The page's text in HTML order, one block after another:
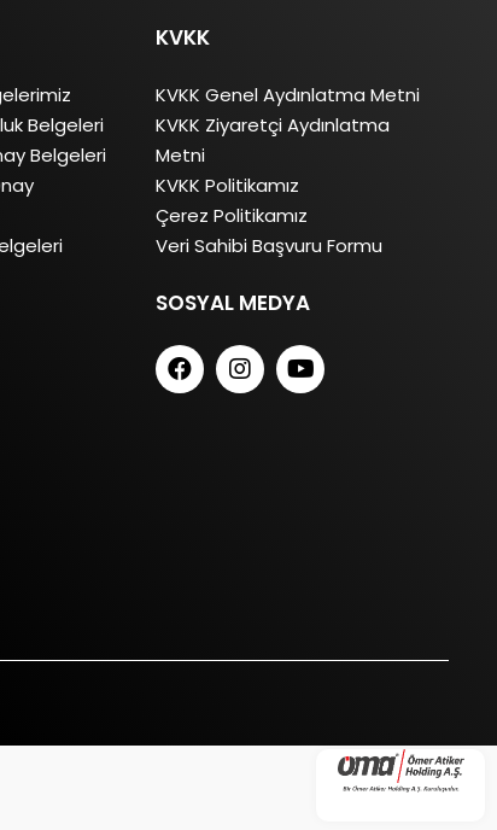
Belgeleri
Belgeleri
KVKK
KVKK Genel Aydınlatma Metni
KVKK Ziyaretçi Aydınlatma
Metni
KVKK Politikamız
Çerez Politikamız
Veri Sahibi Başvuru Formu
SOSYAL MEDYA